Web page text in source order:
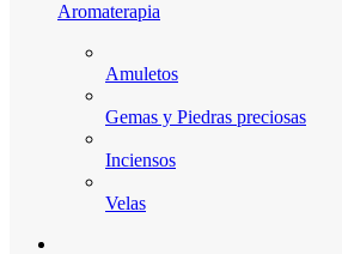
Aromaterapia
Amuletos
Gemas y Piedras preciosas
Inciensos
Velas